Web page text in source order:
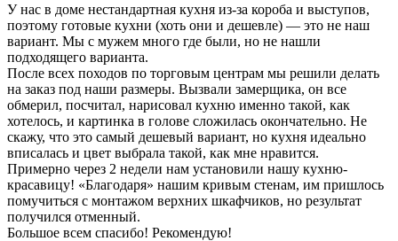
У нас в доме нестандартная кухня из-за короба и выступов,
поэтому готовые кухни (хоть они и дешевле) — это не наш
вариант. Мы с мужем много где были, но не нашли
подходящего варианта.
После всех походов по торговым центрам мы решили делать
на заказ под наши размеры. Вызвали замерщика, он все
обмерил, посчитал, нарисовал кухню именно такой, как
хотелось, и картинка в голове сложилась окончательно. Не
скажу, что это самый дешевый вариант, но кухня идеально
вписалась и цвет выбрала такой, как мне нравится.
Примерно через 2 недели нам установили нашу кухню-
красавицу! «Благодаря» нашим кривым стенам, им пришлось
помучиться с монтажом верхних шкафчиков, но результат
получился отменный.
Большое всем спасибо! Рекомендую!